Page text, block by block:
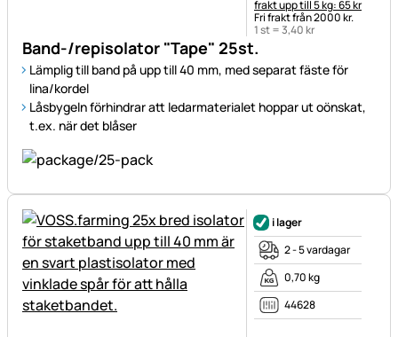
Band-/repisolator "Tape" 25st.
Lämplig till band på upp till 40 mm, med separat fäste för
lina/kordel
Låsbygeln förhindrar att ledarmaterialet hoppar ut oönskat,
t.ex. när det blåser
frakt upp till 5 kg: 65 kr
Fri frakt från 2000 kr.
1 st =3,40kr
i lager
2 - 5 vardagar
0,70 kg
44628